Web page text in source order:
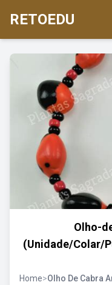
RETOEDU
Olho-
(Unidade/Colar/
Home>Olho De Cabra